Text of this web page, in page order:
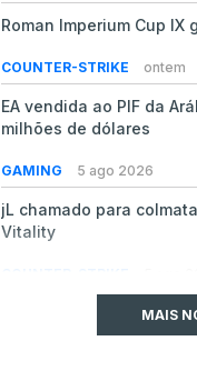
Roman Imperium Cup IX
COUNTER-STRIKE ontem
EA vendida ao PIF da
milhões de dólares
GAMING 5 ago 2026
jL chamado para
Vitality
SAW espreita estreia em
oportunidade de ouro
MAIS